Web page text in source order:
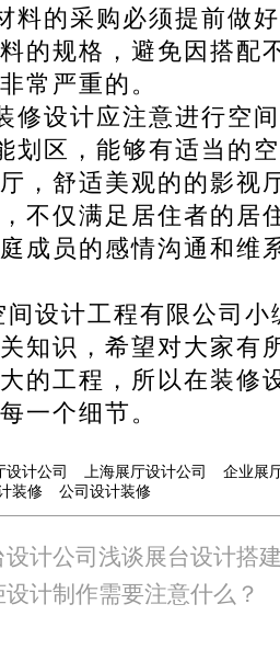
的采购必须提前做好
的规格，避免因搭配
常严重的。
设计应注意进行空
区，能够有适当的空
，舒适美观的的影视
不仅满足居住者的居
成员的感情沟通和维
设计工程有限公司小
知识，希望对大家有
的工程，所以在装修
一个细节。
设计公司 上海展厅设计公司
企业展
装修 公司设计装修
设计公司浅谈展台设计搭
设计制作需要注意什么？